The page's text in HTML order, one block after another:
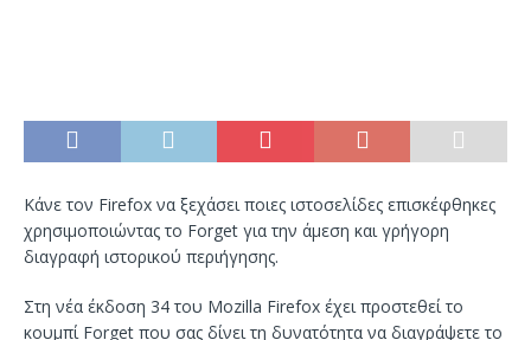
Κάνε τον Firefox να ξεχάσει ποιες ιστοσελίδες επισκέφθηκες
χρησιμοποιώντας το Forget για την άμεση και γρήγορη
διαγραφή ιστορικού περιήγησης.
Στη νέα έκδοση 34 του Mozilla Firefox έχει προστεθεί το
κουμπί Forget που σας δίνει τη δυνατότητα να διαγράψετε το